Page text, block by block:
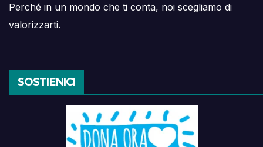
Perché in un mondo che ti conta, noi scegliamo di
valorizzarti.
SOSTIENICI